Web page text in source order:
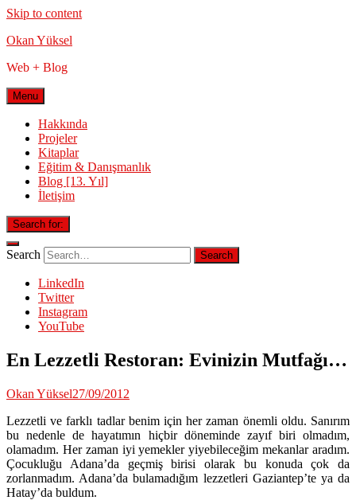
Skip to content
Okan Yüksel
Web + Blog
Menu
Hakkında
Projeler
Kitaplar
Eğitim & Danışmanlık
Blog [13. Yıl]
İletişim
Search for:
Search
LinkedIn
Twitter
Instagram
YouTube
En Lezzetli Restoran: Evinizin Mutfağı…
Okan Yüksel27/09/2012
Lezzetli ve farklı tadlar benim için her zaman önemli oldu. Sanırım
bu nedenle de hayatımın hiçbir döneminde zayıf biri olmadım,
olamadım. Her zaman iyi yemekler yiyebileceğim mekanlar aradım.
Çocukluğu Adana’da geçmiş birisi olarak bu konuda çok da
zorlanmadım. Adana’da bulamadığım lezzetleri Gaziantep’te ya da
Hatay’da buldum.